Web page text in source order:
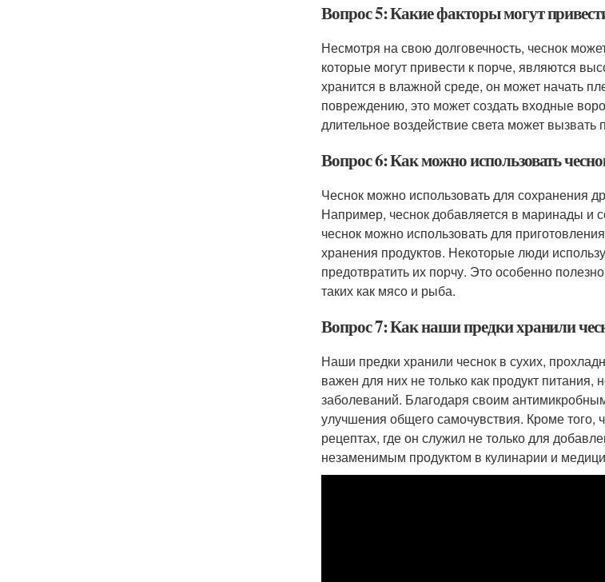
Вопрос 5: Какие факторы могут
Несмотря на свою долговечность, чеснок
которые могут привести к порче, являются
хранится в влажной среде, он может начать
повреждению, это может создать входные
длительное воздействие света может вызвать
Вопрос 6: Как можно использовать
Чеснок можно использовать для сохранения
Например, чеснок добавляется в маринады и
чеснок можно использовать для
хранения продуктов. Некоторые люди
предотвратить их порчу. Это особенно
таких как мясо и рыба.
Вопрос 7: Как наши предки хранили
Наши предки хранили чеснок в сухих,
важен для них не только как продукт
заболеваний. Благодаря своим
улучшения общего самочувствия. Кроме
рецептах, где он служил не только для
незаменимым продуктом в кулинарии и